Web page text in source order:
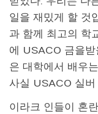
일을 재밌게 할 것
과 함께 최고의 학
에 USACO 금을
은 대학에서 배우
사실 USACO 실
이라크 인들이 혼